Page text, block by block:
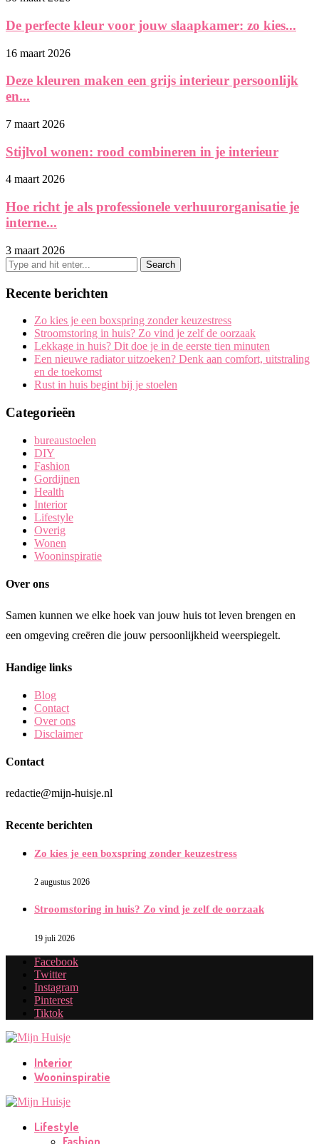
De perfecte kleur voor jouw slaapkamer: zo kies...
16 maart 2026
Deze kleuren maken een grijs interieur persoonlijk
en...
7 maart 2026
Stijlvol wonen: rood combineren in je interieur
4 maart 2026
Hoe richt je als professionele verhuurorganisatie je
interne...
3 maart 2026
Recente berichten
Zo kies je een boxspring zonder keuzestress
Stroomstoring in huis? Zo vind je zelf de oorzaak
Lekkage in huis? Dit doe je in de eerste tien minuten
Een nieuwe radiator uitzoeken? Denk aan comfort, uitstraling
en de toekomst
Rust in huis begint bij je stoelen
Categorieën
bureaustoelen
DIY
Fashion
Gordijnen
Health
Interior
Lifestyle
Overig
Wonen
Wooninspiratie
Over ons
Samen kunnen we elke hoek van jouw huis tot leven brengen en
een omgeving creëren die jouw persoonlijkheid weerspiegelt.
Handige links
Blog
Contact
Over ons
Disclaimer
Contact
redactie@mijn-huisje.nl
Recente berichten
Zo kies je een boxspring zonder keuzestress
2 augustus 2026
Stroomstoring in huis? Zo vind je zelf de oorzaak
19 juli 2026
Facebook
Twitter
Instagram
Pinterest
Tiktok
Interior
Wooninspiratie
Lifestyle
Fashion